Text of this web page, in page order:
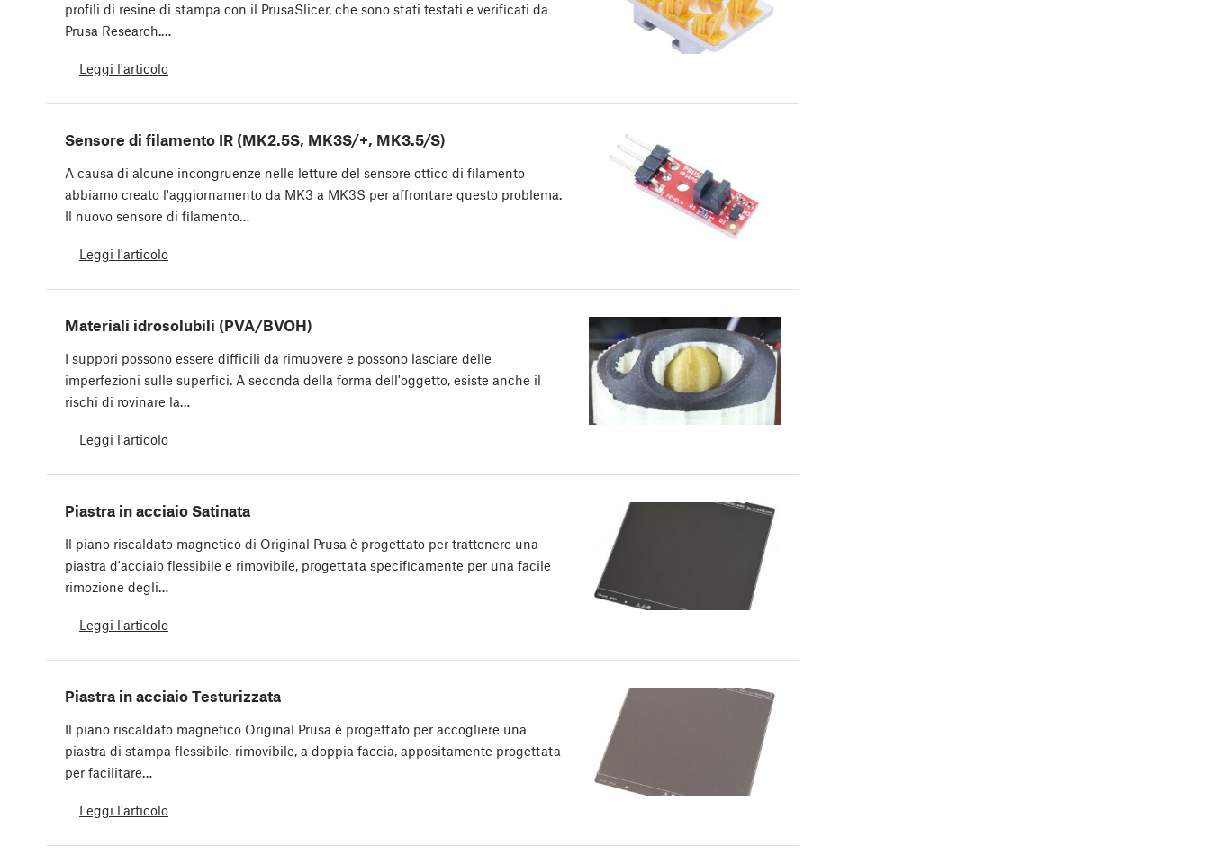
profili di resine di stampa con il PrusaSlicer, che sono stati testati e verificati da
Prusa Research.…
Leggi l'articolo
Sensore di filamento IR (MK2.5S, MK3S/+, MK3.5/S)
A causa di alcune incongruenze nelle letture del sensore ottico di filamento
abbiamo creato l'aggiornamento da MK3 a MK3S per affrontare questo problema.
Il nuovo sensore di filamento…
Leggi l'articolo
Materiali idrosolubili (PVA/BVOH)
I suppori possono essere difficili da rimuovere e possono lasciare delle
imperfezioni sulle superfici. A seconda della forma dell'oggetto, esiste anche il
rischi di rovinare la…
Leggi l'articolo
Piastra in acciaio Satinata
Il piano riscaldato magnetico di Original Prusa è progettato per trattenere una
piastra d'acciaio flessibile e rimovibile, progettata specificamente per una facile
rimozione degli…
Leggi l'articolo
Piastra in acciaio Testurizzata
Il piano riscaldato magnetico Original Prusa è progettato per accogliere una
piastra di stampa flessibile, rimovibile, a doppia faccia, appositamente progettata
per facilitare…
Leggi l'articolo